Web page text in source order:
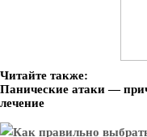
Читайте также:
Панические атаки —
лечение